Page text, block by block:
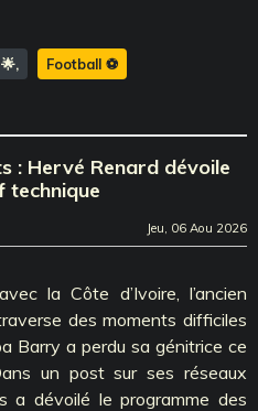
Football ⚽️
: Hervé Renard dévoile
technique
Jeu, 06 Aou 2026
la Côte d’Ivoire, l’ancien
des moments difficiles
Barry a perdu sa génitrice ce
un post sur ses réseaux
a dévoilé le programme des